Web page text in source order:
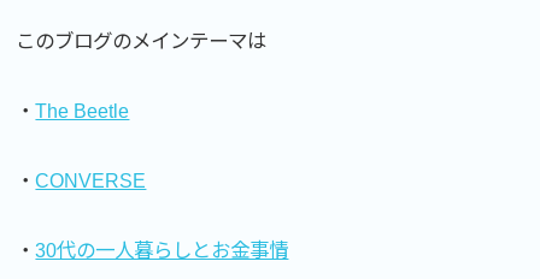
このブログのメインテーマは
・The Beetle
・CONVERSE
・30代の一人暮らしとお金事情